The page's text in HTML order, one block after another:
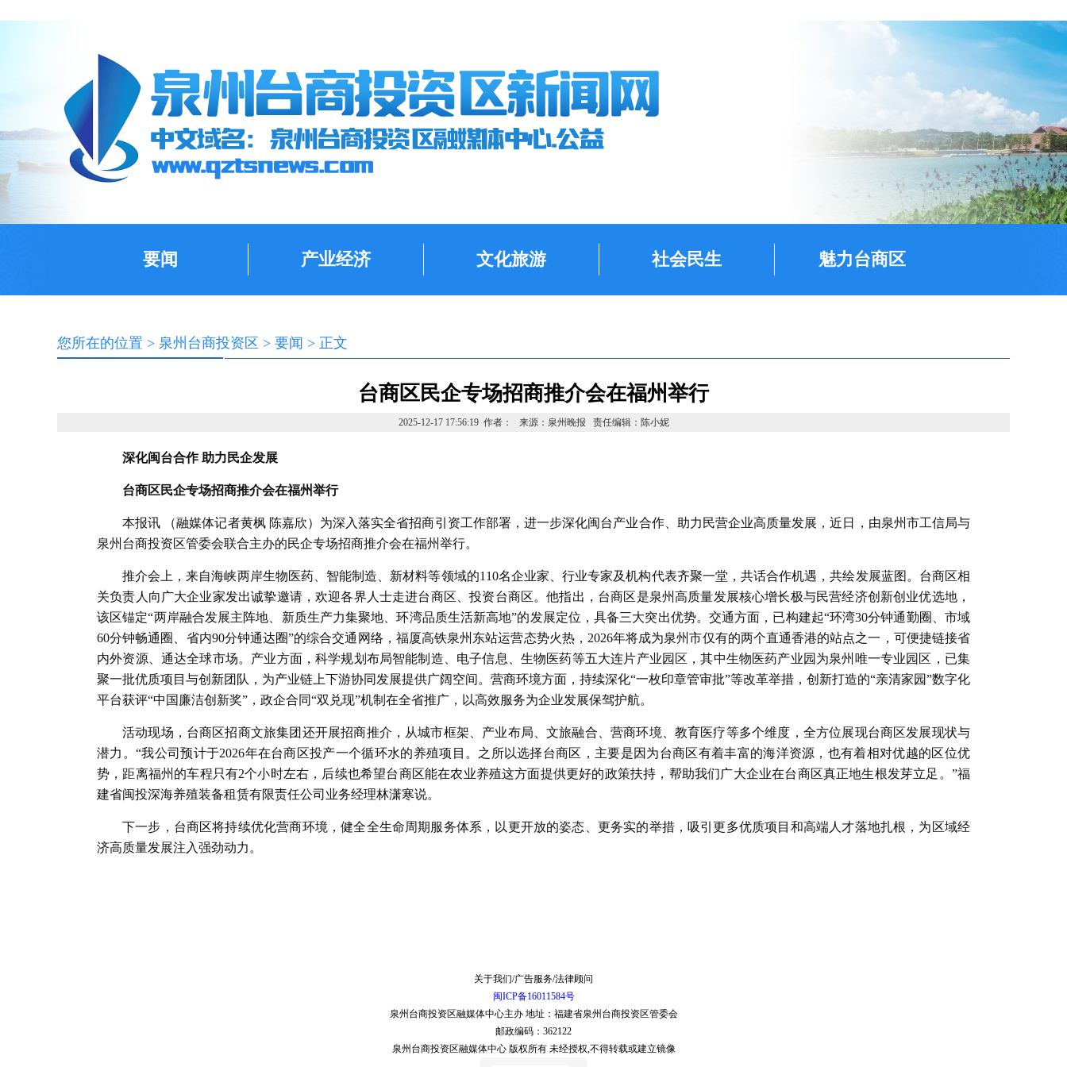
要闻 产业经济 文化旅游 社会民生 魅力台商区
您所在的位置 > 泉州台商投资区 > 要闻 > 正文
台商区民企专场招商推介会在福州举行
2025-12-17 17:56:19 作者： 来源：泉州晚报 责任编辑：陈小妮
深化闽台合作 助力民企发展
台商区民企专场招商推介会在福州举行
本报讯 （融媒体记者黄枫 陈嘉欣）为深入落实全省招商引资工作部署，进一步深化闽台产业合作、助力民营企业高质量发展，近日，由泉州市工信局与
泉州台商投资区管委会联合主办的民企专场招商推介会在福州举行。
推介会上，来自海峡两岸生物医药、智能制造、新材料等领域的110名企业家、行业专家及机构代表齐聚一堂，共话合作机遇，共绘发展蓝图。台商区相
关负责人向广大企业家发出诚挚邀请，欢迎各界人士走进台商区、投资台商区。他指出，台商区是泉州高质量发展核心增长极与民营经济创新创业优选地，
该区锚定“两岸融合发展主阵地、新质生产力集聚地、环湾品质生活新高地”的发展定位，具备三大突出优势。交通方面，已构建起“环湾30分钟通勤圈、市域
60分钟畅通圈、省内90分钟通达圈”的综合交通网络，福厦高铁泉州东站运营态势火热，2026年将成为泉州市仅有的两个直通香港的站点之一，可便捷链接省
内外资源、通达全球市场。产业方面，科学规划布局智能制造、电子信息、生物医药等五大连片产业园区，其中生物医药产业园为泉州唯一专业园区，已集
聚一批优质项目与创新团队，为产业链上下游协同发展提供广阔空间。营商环境方面，持续深化“一枚印章管审批”等改革举措，创新打造的“亲清家园”数字化
平台获评“中国廉洁创新奖”，政企合同“双兑现”机制在全省推广，以高效服务为企业发展保驾护航。
活动现场，台商区招商文旅集团还开展招商推介，从城市框架、产业布局、文旅融合、营商环境、教育医疗等多个维度，全方位展现台商区发展现状与
潜力。“我公司预计于2026年在台商区投产一个循环水的养殖项目。之所以选择台商区，主要是因为台商区有着丰富的海洋资源，也有着相对优越的区位优
势，距离福州的车程只有2个小时左右，后续也希望台商区能在农业养殖这方面提供更好的政策扶持，帮助我们广大企业在台商区真正地生根发芽立足。”福
建省闽投深海养殖装备租赁有限责任公司业务经理林潇寒说。
下一步，台商区将持续优化营商环境，健全全生命周期服务体系，以更开放的姿态、更务实的举措，吸引更多优质项目和高端人才落地扎根，为区域经
济高质量发展注入强劲动力。
关于我们/广告服务/法律顾问
闽ICP备16011584号
泉州台商投资区融媒体中心主办 地址：福建省泉州台商投资区管委会
邮政编码：362122
泉州台商投资区融媒体中心 版权所有 未经授权,不得转载或建立镜像